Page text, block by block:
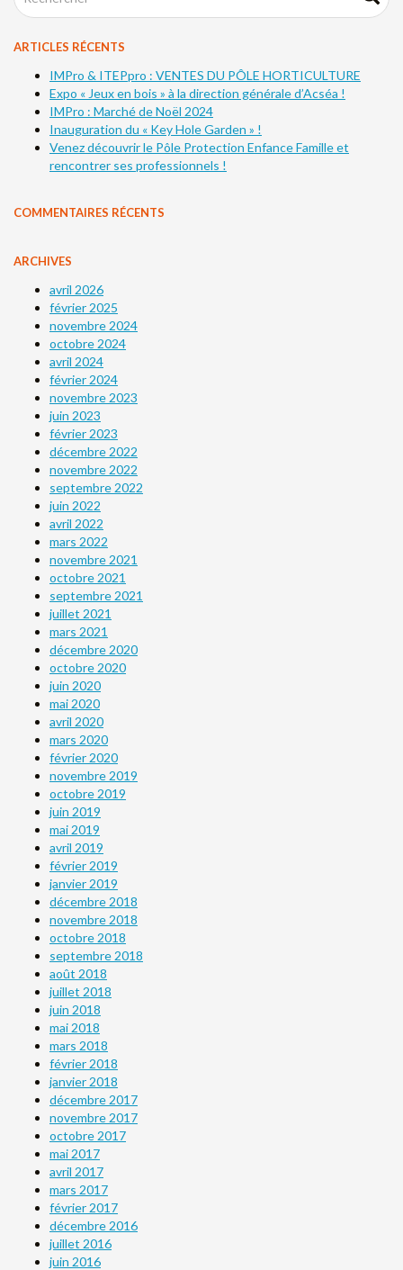
ARTICLES RÉCENTS
IMPro & ITEPpro : VENTES DU PÔLE HORTICULTURE
Expo « Jeux en bois » à la direction générale d’Acséa !
IMPro : Marché de Noël 2024
Inauguration du « Key Hole Garden » !
Venez découvrir le Pôle Protection Enfance Famille et
rencontrer ses professionnels !
COMMENTAIRES RÉCENTS
ARCHIVES
avril 2026
février 2025
novembre 2024
octobre 2024
avril 2024
février 2024
novembre 2023
juin 2023
février 2023
décembre 2022
novembre 2022
septembre 2022
juin 2022
avril 2022
mars 2022
novembre 2021
octobre 2021
septembre 2021
juillet 2021
mars 2021
décembre 2020
octobre 2020
juin 2020
mai 2020
avril 2020
mars 2020
février 2020
novembre 2019
octobre 2019
juin 2019
mai 2019
avril 2019
février 2019
janvier 2019
décembre 2018
novembre 2018
octobre 2018
septembre 2018
août 2018
juillet 2018
juin 2018
mai 2018
mars 2018
février 2018
janvier 2018
décembre 2017
novembre 2017
octobre 2017
mai 2017
avril 2017
mars 2017
février 2017
décembre 2016
juillet 2016
juin 2016